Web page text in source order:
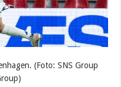
(Foto: SNS Group